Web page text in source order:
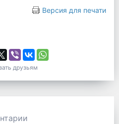
Версия для печати
друзьям